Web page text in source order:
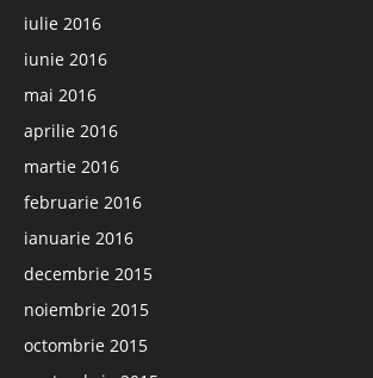
iulie 2016
iunie 2016
mai 2016
aprilie 2016
martie 2016
februarie 2016
ianuarie 2016
decembrie 2015
noiembrie 2015
octombrie 2015